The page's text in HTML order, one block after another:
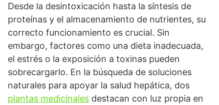
Desde la desintoxicación hasta la síntesis de
proteínas y el almacenamiento de nutrientes, su
correcto funcionamiento es crucial. Sin
embargo, factores como una dieta inadecuada,
el estrés o la exposición a toxinas pueden
sobrecargarlo. En la búsqueda de soluciones
naturales para apoyar la salud hepática, dos
plantas medicinales destacan con luz propia en